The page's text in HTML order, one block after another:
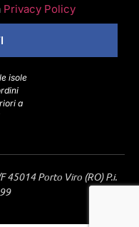
Privacy Policy
isole
a
45014 Porto Viro (RO) P.i.